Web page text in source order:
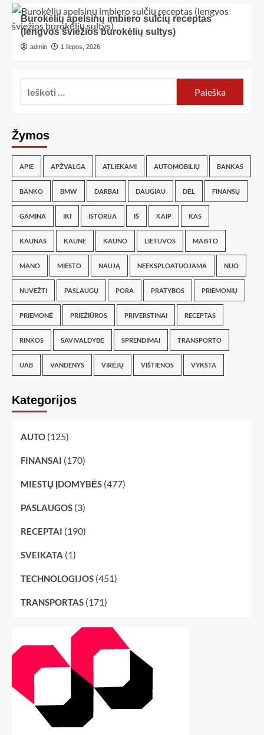
Burokėlių apelsinų imbiero sulčių receptas
(lengvos šviežios burokėlių sultys)
admin 1 liepos, 2026
Žymos
APIE APŽVALGA ATLIEKAMI AUTOMOBILIŲ BANKAS
BANKO BMW DARBAI DAUGIAU DĖL FINANSŲ
GAMINA IKI ISTORIJA IŠ KAIP KAS
KAUNAS KAUNE KAUNO LIETUVOS MAISTO
MANO MIESTO NAUJĄ NEEKSPLOATUOJAMA NUO
NUVEŽTI PASLAUGŲ PORA PRATYBOS PRIEMONIŲ
PRIEMONĖ PRIEŽIŪROS PRIVERSTINAI RECEPTAS
RINKOS SAVIVALDYBĖ SPRENDIMAI TRANSPORTO
UAB VANDENYS VIRĖJŲ VIŠTIENOS VYKSTA
Kategorijos
AUTO (125)
FINANSAI (170)
MIESTŲ ĮDOMYBĖS (477)
PASLAUGOS (3)
RECEPTAI (190)
SVEIKATA (1)
TECHNOLOGIJOS (451)
TRANSPORTAS (171)